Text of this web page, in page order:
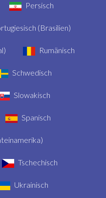
Persisch
(Brasilien)
Rumänisch
Schwedisch
Slowakisch
Spanisch
Tschechisch
Ukrainisch